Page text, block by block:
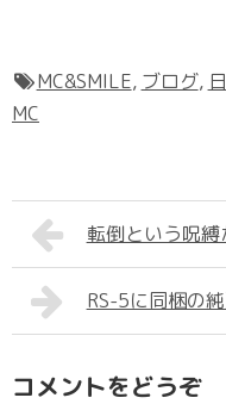
MC&SMILE, ブログ,
MC
転倒という呪
RS-5に同梱の
コメントをどうぞ